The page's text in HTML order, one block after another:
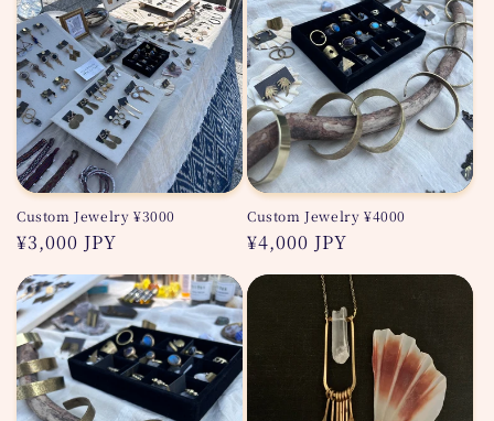
Custom Jewelry ¥3000
通
価
格
¥3,000 JPY
Custom Jewelry ¥4000
通
価
¥4,000 JPY